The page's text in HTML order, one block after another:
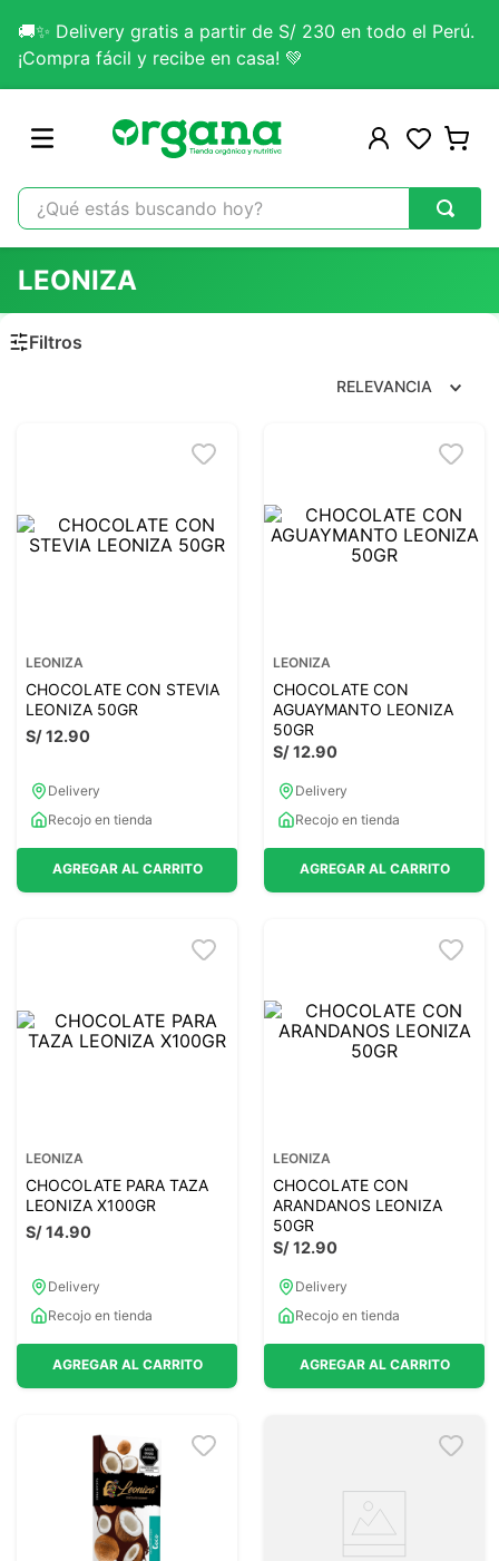
🚚✨ Delivery gratis a partir de S/ 230 en todo el Perú.
¡Compra fácil y recibe en casa! 💚
¿Qué estás buscando hoy?
1.
omega 3
2.
citrato magnesio
magnesio
LEONIZA
RELEVANCIA
LEONIZA
CHOCOLATE CON STEVIA
LEONIZA 50GR
S/12.90
Delivery
Recojo en tienda
AGREGAR AL CARRITO
LEONIZA
CHOCOLATE CON
AGUAYMANTO LEONIZA
50GR
S/12.90
Delivery
Recojo en tienda
AGREGAR AL CARRITO
LEONIZA
CHOCOLATE PARA TAZA
LEONIZA X100GR
S/14.90
Delivery
Recojo en tienda
AGREGAR AL CARRITO
LEONIZA
CHOCOLATE CON
ARANDANOS LEONIZA
50GR
S/12.90
Delivery
Recojo en tienda
AGREGAR AL CARRITO